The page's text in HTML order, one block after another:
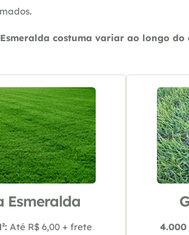
costuma variar ao longo
Esmeralda
Até R$ 6,00 + frete 4.000